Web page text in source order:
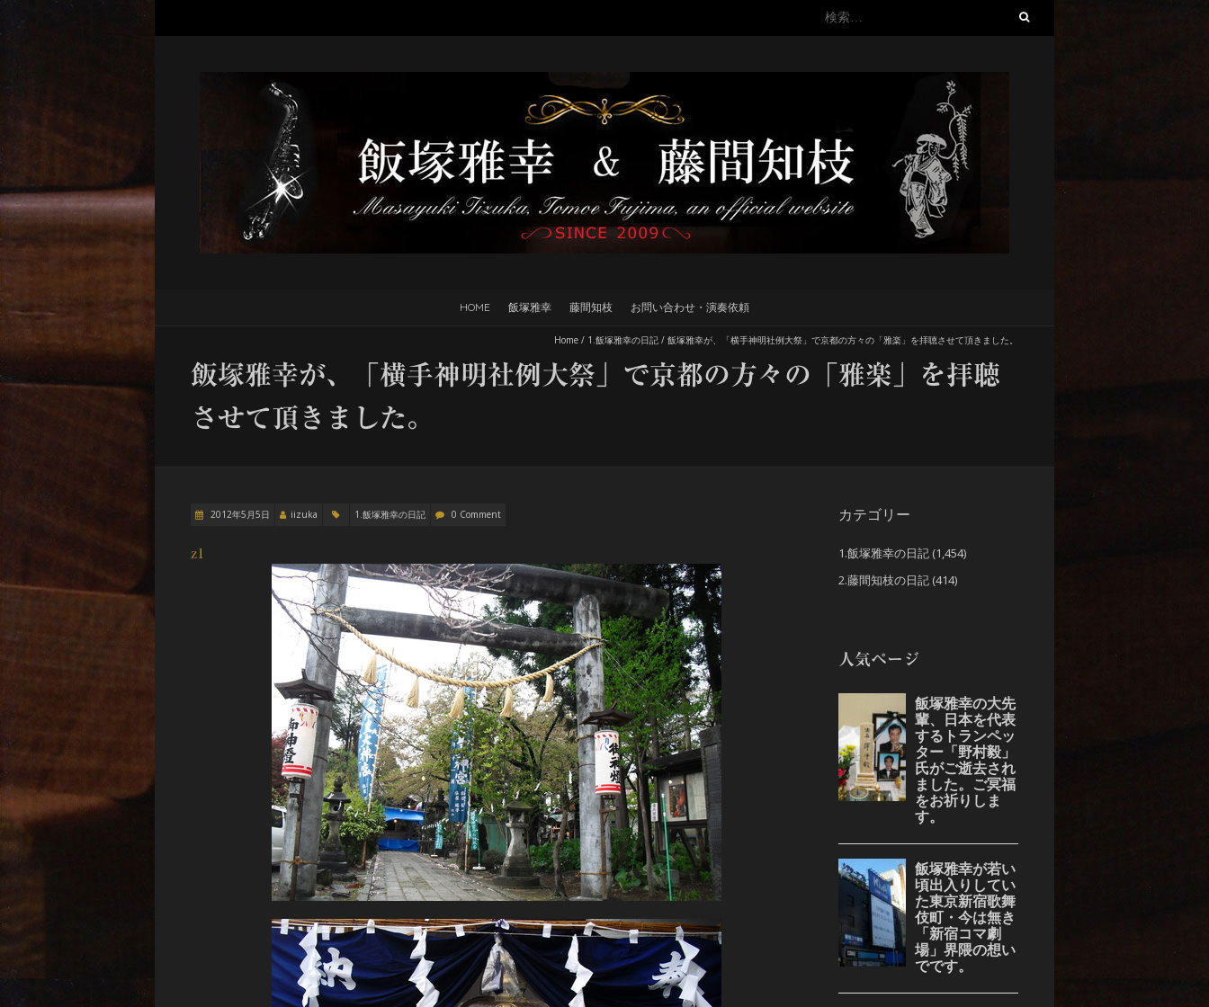
検
HOME 飯塚雅幸 藤間知枝 お問い合わせ・演奏依頼
Home / 1.飯塚雅幸の日記 / 飯塚雅幸が、「横手神明社例大祭」で京都の方々の「雅楽」を拝聴させて頂きました。
飯塚雅幸が、「横手神明社例大祭」で京都の方々の「雅楽」を拝聴
させて頂きました。
2012年5月5日 iizuka 1.飯塚雅幸の日記 0 Comment
z1
カテゴリー
1.飯塚雅幸の日記 (1,454)
2.藤間知枝の日記 (414)
人気ページ